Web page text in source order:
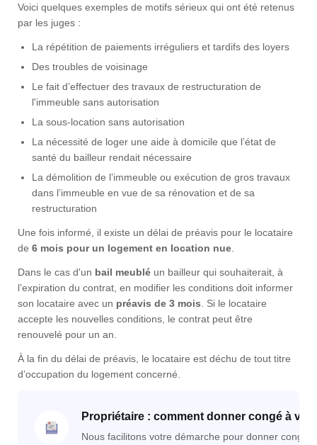
Voici quelques exemples de motifs sérieux qui ont été retenus
par les juges :
La répétition de paiements irréguliers et tardifs des loyers
Des troubles de voisinage
Le fait d’effectuer des travaux de restructuration de
l'immeuble sans autorisation
La sous-location sans autorisation
La nécessité de loger une aide à domicile que l’état de
santé du bailleur rendait nécessaire
La démolition de l’immeuble ou exécution de gros travaux
dans l’immeuble en vue de sa rénovation et de sa
restructuration
Une fois informé, il existe un délai de préavis pour le locataire
de 6 mois pour un logement en location nue
Dans le cas d'un bail meublé un bailleur qui souhaiterait, à
l’expiration du contrat, en modifier les conditions doit informer
son locataire avec un préavis de 3 mois . Si le locataire
accepte les nouvelles conditions, le contrat peut être
renouvelé pour un an.
À la fin du délai de préavis, le locataire est déchu de tout titre
d’occupation du logement concerné.
Propriétaire : comment donner congé à
Nous facilitons votre démarche pour donner congé